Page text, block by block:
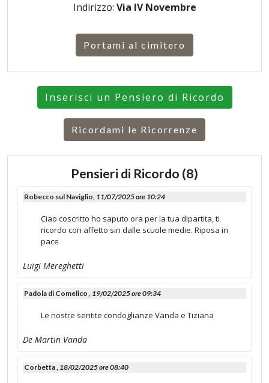
Indirizzo: Via IV Novembre
Portami al cimitero
Inserisci un Pensiero di Ricordo
Ricordami le Ricorrenze
Pensieri di Ricordo (8)
Robecco sul Naviglio, 11/07/2025 ore 10:24
Ciao coscritto ho saputo ora per la tua dipartita, ti
ricordo con affetto sin dalle scuole medie. Riposa in
pace
Luigi Mereghetti
Padola di Comelico , 19/02/2025 ore 09:34
Le nostre sentite condoglianze Vanda e Tiziana
De Martin Vanda
Corbetta , 18/02/2025 ore 08:40